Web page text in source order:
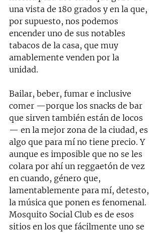
una vista de 180 grados y en la que,
por supuesto, nos podemos
encender uno de sus notables
tabacos de la casa, que muy
amablemente venden por la
unidad.
Bailar, beber, fumar e inclusive
comer —porque los snacks de bar
que sirven también están de locos
— en la mejor zona de la ciudad, es
algo que para mí no tiene precio. Y
aunque es imposible que no se les
colara por ahí un reggaetón de vez
en cuando, género que,
lamentablemente para mí, detesto,
la música que ponen es fenomenal.
Mosquito Social Club es de esos
sitios en los que fácilmente uno se